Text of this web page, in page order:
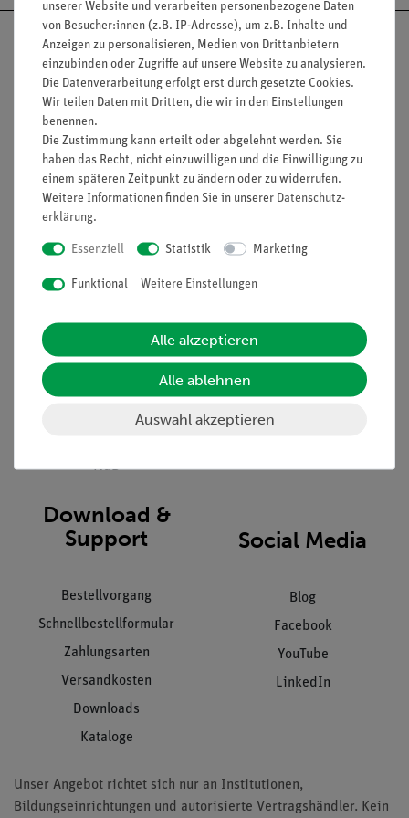
Nach oben
Informationen
Unternehmen
Stellenangebote
Kontakt
Hinweisgeberschutz
AGB
Service
Übersicht Service
Inbetriebnahme & Schulungen
Download &
Support
Bestellvorgang
Schnellbestellformular
Zahlungsarten
Versandkosten
Downloads
Kataloge
Social Media
Blog
Facebook
YouTube
LinkedIn
Unser Angebot richtet sich nur an Institutionen,
Bildungseinrichtungen und autorisierte Vertragshändler. Kein
unserer Website und verarbeiten personenbezogene Daten
von Besucher:innen (z.B. IP-Adresse), um z.B. Inhalte und
Anzeigen zu personalisieren, Medien von Drittanbietern
einzubinden oder Zugriffe auf unsere Website zu analysieren.
Die Datenverarbeitung erfolgt erst durch gesetzte Cookies.
Wir teilen Daten mit Dritten, die wir in den Einstellungen
benennen.
Die Zustimmung kann erteilt oder abgelehnt werden. Sie
haben das Recht, nicht einzuwilligen und die Einwilligung zu
einem späteren Zeitpunkt zu ändern oder zu widerrufen.
Weitere Informationen finden Sie in unserer Daten­schutz­
erklärung.
Essenziell Statistik Marketing
Funktional Weitere Einstellungen
Alle akzeptieren
Alle ablehnen
Auswahl akzeptieren